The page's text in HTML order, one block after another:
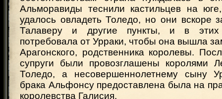
Альморавиды теснили кастильцев на
удалось овладеть Толедо, но они вскоре
Талаверу и другие пункты, и в этих
потребовала от Урраки, чтобы она вышла
Арагонского, родственника королевы.
супруги были провозглашены королями
Толедо, а несовершеннолетнему сыну
брака Альфонсу предоставлена была на
королевства Галисия.